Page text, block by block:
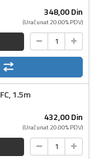
348,00Din
(Uračunat 20.00% PDV)
1.5m
432,00Din
(Uračunat 20.00% PDV)